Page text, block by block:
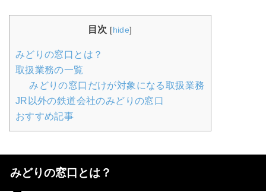
目次 [hide]
みどりの窓口とは？
取扱業務の一覧
みどりの窓口だけが対象になる取扱業務
JR以外の鉄道会社のみどりの窓口
おすすめ記事
みどりの窓口とは？